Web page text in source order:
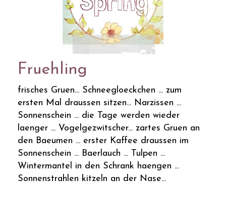
Fruehling
frisches Gruen... Schneegloeckchen ... zum
ersten Mal draussen sitzen... Narzissen ...
Sonnenschein ... die Tage werden wieder
laenger ... Vogelgezwitscher... zartes Gruen an
den Baeumen ... erster Kaffee draussen im
Sonnenschein ... Baerlauch ... Tulpen ...
Wintermantel in den Schrank haengen ...
Sonnenstrahlen kitzeln an der Nase...